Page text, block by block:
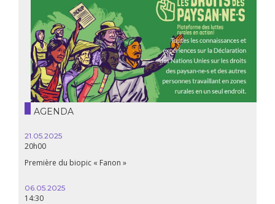
AGENDA
21.05.2025
20h00
Première du biopic « Fanon »
06.05.2025
14:30